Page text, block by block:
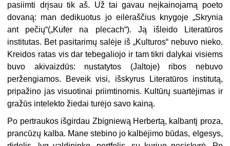
pasiimti drįsau tik aš. Už tai gavau neįkainojamą poeto
dovaną: man dedikuotus jo eilėraščius knygoje „Skrynia
ant pečių“(„Kufer na plecach“). Ją išleido Literatūros
institutas. Bet pasitarimų salėje iš „Kulturos“ nebuvo nieko.
Kreidos ratas vis dar tebegaliojo ir tam tikri dalykai visiems
buvo akivaizdūs: nustatytos (Jaltoje) ribos nebuvo
peržengiamos. Beveik visi, išskyrus Literatūros institutą,
pripažino jas visuotinai priimtinomis. Kultūrų suartėjimas ir
gražūs intelekto žiedai turėjo savo kainą.
Po pertraukos išgirdau Zbigniewą Herbertą, kalbantį proza,
prancūzų kalba. Mane stebino jo kalbėjimo būdas, elgesys,